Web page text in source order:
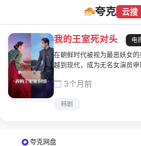
夸克 云搜
我的王室死对头
电
在朝鲜时代被视为最恶妖女
越到现代，成为无名女演员
习生存，还在过程中遇上冷漠
迹，在身份错位与命运交缠
3个月前
韩剧
夸克网盘